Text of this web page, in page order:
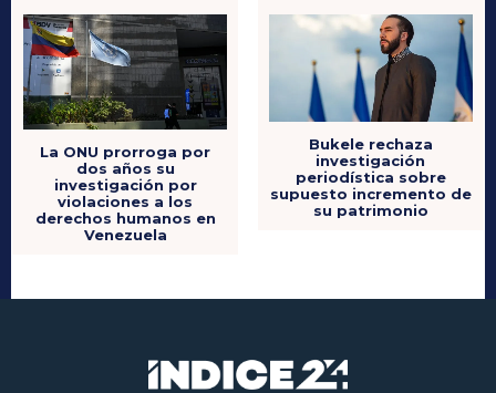
La ONU prorroga por
dos años su
investigación por
violaciones a los
derechos humanos en
Venezuela
Bukele rechaza
investigación
periodística sobre
supuesto incremento de
su patrimonio